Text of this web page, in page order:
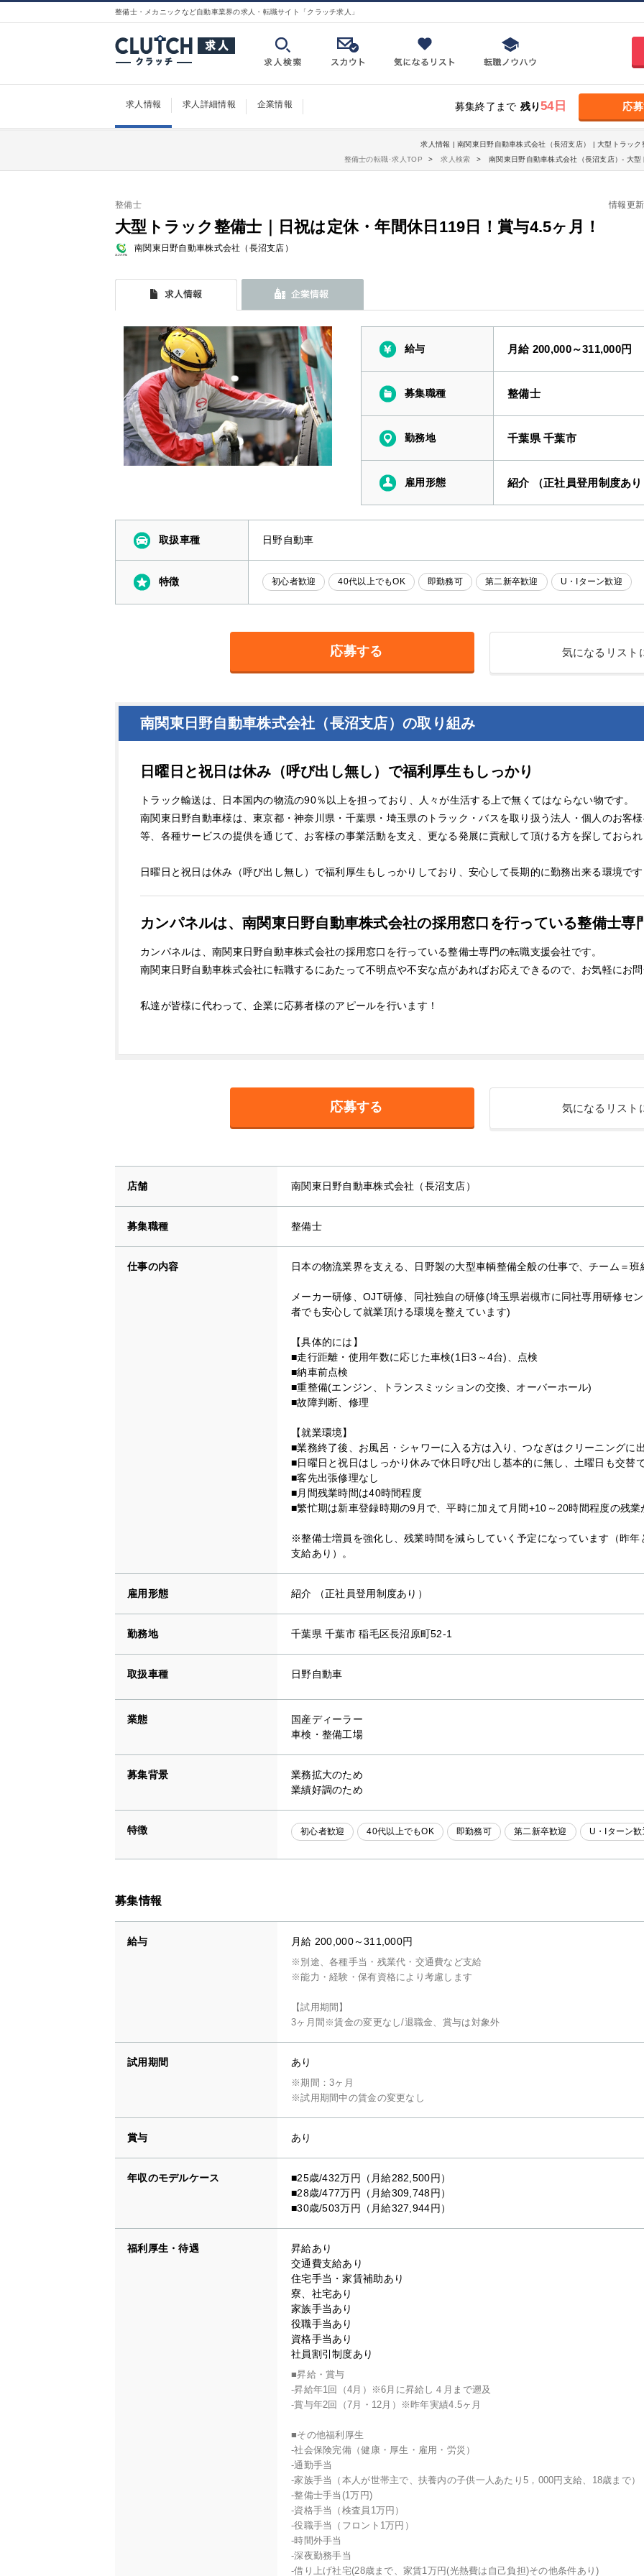
整備士・メカニックなど自動車業界の求人・転職サイト「クラッチ求人」
求人情報 求人詳細情報 企業情報 応
募集終了まで 残り54日
求人情報 | 南関東日野自動車株式会社（長沼支店） | 大型トラッ
整備士の転職･求人TOP
求人検索 南関東日野自動車株式会社（長沼支店）- 大
情報更
整備士
大型トラック整備士｜日祝は定休・年間休日119日！賞与4.5ヶ月！
南関東日野自動車株式会社（長沼支店）
給与 月給 200,000～311,000円
募集職種 整備士
勤務地 千葉県 千葉市
雇用形態 紹介 （正社員登用制度あ
取扱車種 日野自動車
特徴 初心者歓迎 40代以上でもOK 即勤務可 第二新卒歓迎 U・Iターン歓迎
応募する 気になるリスト
南関東日野自動車株式会社（長沼支店）の取り組み
日曜日と祝日は休み（呼び出し無し）で福利厚生もしっかり
トラック輸送は、日本国内の物流の90％以上を担っており、人々が生活する上で無くてはならない物です。
南関東日野自動車様は、東京都・神奈川県・千葉県・埼玉県のトラック・バスを取り扱う法人・個人のお客
等、各種サービスの提供を通じて、お客様の事業活動を支え、更なる発展に貢献して頂ける方を探しておら
日曜日と祝日は休み（呼び出し無し）で福利厚生もしっかりしており、安心して長期的に勤務出来る環境で
カンパネルは、南関東日野自動車株式会社の採用窓口を行っている整備士専
カンパネルは、南関東日野自動車株式会社の採用窓口を行っている整備士専門の転職支援会社です。
南関東日野自動車株式会社に転職するにあたって不明点や不安な点があればお応えできるので、お気軽にお
私達が皆様に代わって、企業に応募者様のアピールを行います！
応募する 気になるリスト
店舗 南関東日野自動車株式会社（長沼支店）
募集職種 整備士
仕事の内容 日本の物流業界を支える、日野製の大型車輌整備全般の仕事で、チーム＝
メーカー研修、OJT研修、同社独自の研修(埼玉県岩槻市に同社専用研修セ
者でも安心して就業頂ける環境を整えています)
【具体的には】
■走行距離・使用年数に応じた車検(1日3～4台)、点検
■納車前点検
■重整備(エンジン、トランスミッションの交換、オーバーホール)
■故障判断、修理
【就業環境】
■業務終了後、お風呂・シャワーに入る方は入り、つなぎはクリーニングに
■日曜日と祝日はしっかり休みで休日呼び出し基本的に無し、土曜日も交替
■客先出張修理なし
■月間残業時間は40時間程度
■繁忙期は新車登録時期の9月で、平時に加えて月間+10～20時間程度の残業
※整備士増員を強化し、残業時間を減らしていく予定になっています（昨
支給あり）。
雇用形態 紹介 （正社員登用制度あり）
勤務地 千葉県 千葉市 稲毛区長沼原町52-1
取扱車種 日野自動車
業態
国産ディーラー
車検・整備工場
募集背景
業務拡大のため
業績好調のため
特徴 初心者歓迎 40代以上でもOK 即勤務可 第二新卒歓迎 U・Iターン歓
募集情報
給与 月給 200,000～311,000円
※別途、各種手当・残業代・交通費など支給
※能力・経験・保有資格により考慮します
【試用期間】
3ヶ月間※賃金の変更なし/退職金、賞与は対象外
試用期間 あり
※期間：3ヶ月
※試用期間中の賃金の変更なし
賞与 あり
年収のモデルケース
■25歳/432万円（月給282,500円）
■28歳/477万円（月給309,748円）
■30歳/503万円（月給327,944円）
福利厚生・待遇
昇給あり
交通費支給あり
住宅手当・家賃補助あり
寮、社宅あり
家族手当あり
役職手当あり
資格手当あり
社員割引制度あり
■昇給・賞与
-昇給年1回（4月）※6月に昇給し４月まで遡及
-賞与年2回（7月・12月）※昨年実績4.5ヶ月
■その他福利厚生
-社会保険完備（健康・厚生・雇用・労災）
-通勤手当
-家族手当（本人が世帯主で、扶養内の子供一人あたり5，000円支給、18歳まで）
-整備士手当(1万円)
-資格手当（検査員1万円）
-役職手当（フロント1万円）
-時間外手当
-深夜勤務手当
-借り上げ社宅(28歳まで、家賃1万円(光熱費は自己負担)その他条件あり)